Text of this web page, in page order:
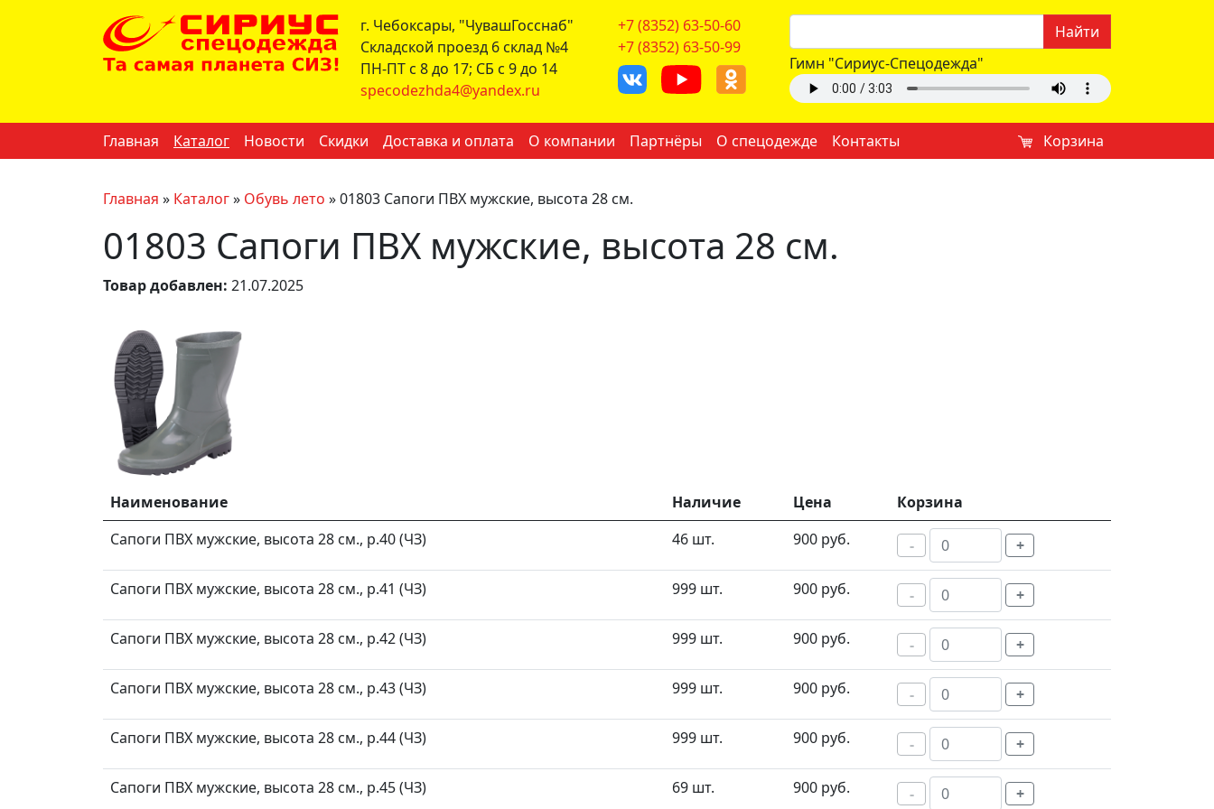
г. Чебоксары, "ЧувашГосснаб"
Складской проезд 6 склад №4
ПН-ПТ с 8 до 17; СБ с 9 до 14
specodezhda4@yandex.ru
+7 (8352) 63-50-60
+7 (8352) 63-50-99
Найти
Гимн "Сириус-Спецодежда"
Главная Каталог Новости Скидки Доставка и оплата О компании Партнёры О спецодежде Контакты Корзина
Главная » Каталог» Обувь лето »01803 Сапоги ПВХ мужские, высота 28 см.
01803 Сапоги ПВХ мужские, высота 28 см.
Товар добавлен: 21.07.2025
Наименование Наличие Цена
Корзина
Сапоги ПВХ мужские, высота 28 см., р.40 (ЧЗ)
46 шт. 900 руб. - +
Сапоги ПВХ мужские, высота 28 см., р.41 (ЧЗ) 999 шт. 900 руб. - +
Сапоги ПВХ мужские, высота 28 см., р.42 (ЧЗ) 999 шт. 900 руб. - +
Сапоги ПВХ мужские, высота 28 см., р.43 (ЧЗ) 999 шт. 900 руб. - +
Сапоги ПВХ мужские, высота 28 см., р.44 (ЧЗ) 999 шт. 900 руб. - +
Сапоги ПВХ мужские, высота 28 см., р.45 (ЧЗ) 69 шт. 900 руб. - +